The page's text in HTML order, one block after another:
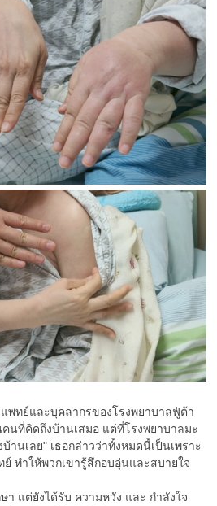
ย์และบุคลากรของโรงพยาบาลฟู๋ต้า
นที่คิดถึงบ้านเสมอ แต่ที่โรงพยาบาลมะ
านเลย" เธอกล่าวว่าทั้งหมดนี้เป็นเพราะ
ย์ ทำให้พวกเขารู้สึกอบอุ่นและสบายใจ
แต่ยังได้รับ ความหวัง และ กำลังใจ